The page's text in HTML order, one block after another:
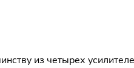
из четырех